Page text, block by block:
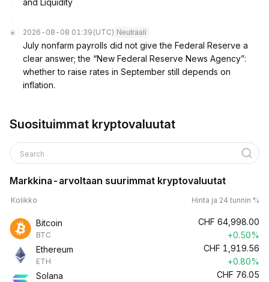
and Liquidity
2026-08-08 01:39 (UTC) Neutraali
July nonfarm payrolls did not give the Federal Reserve a
clear answer; the “New Federal Reserve News Agency”:
whether to raise rates in September still depends on
inflation.
Suosituimmat kryptovaluutat
Search
Markkina-arvoltaan suurimmat kryptovaluutat
Kolikko Hinta ja 24 tunnin %
Bitcoin
BTC
CHF 64,998.00
+0.50%
Ethereum
ETH
CHF 1,919.56
+0.80%
Solana
CHF 76.05